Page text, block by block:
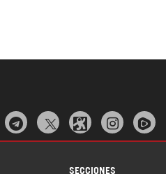
  
SECCIONES